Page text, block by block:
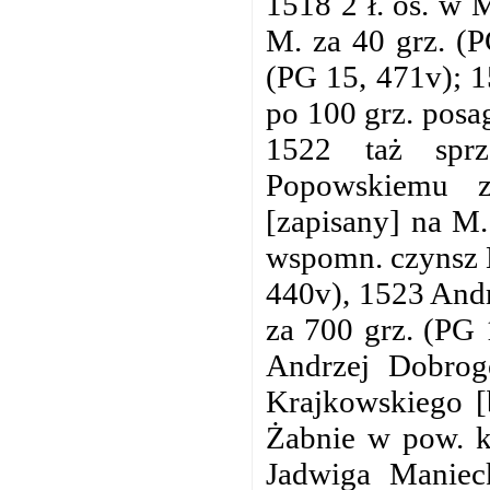
M. za 40 grz.
(PG 15, 471v);
po 100 grz.
1522 taż
[zapisany] na
wspomn.
440v), 1523
za 700 grz.
Andrzej
Krajkowskiego
Żabnie w pow.
Jadwiga